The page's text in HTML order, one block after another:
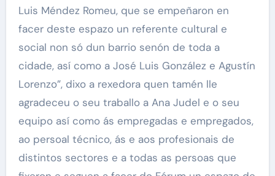
Luis Méndez Romeu, que se empeñaron en
facer deste espazo un referente cultural e
social non só dun barrio senón de toda a
cidade, así como a José Luis González e Agustín
Lorenzo”, dixo a rexedora quen tamén lle
agradeceu o seu traballo a Ana Judel e o seu
equipo así como ás empregadas e empregados,
ao persoal técnico, ás e aos profesionais de
distintos sectores e a todas as persoas que